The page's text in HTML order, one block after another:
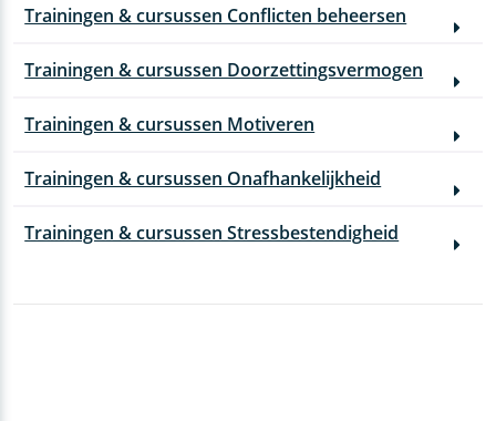
Trainingen & cursussen Conflicten beheersen
Trainingen & cursussen Doorzettingsvermogen
Trainingen & cursussen Motiveren
Trainingen & cursussen Onafhankelijkheid
Trainingen & cursussen Stressbestendigheid